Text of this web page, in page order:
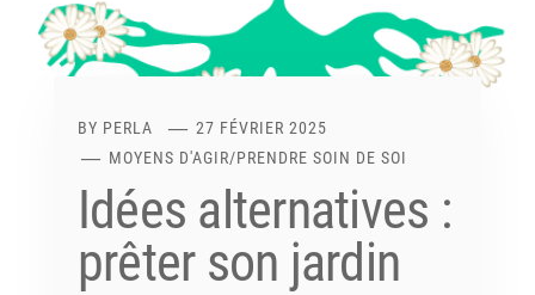
BY PERLA
27 FÉVRIER 2025
MOYENS D'AGIR/PRENDRE SOIN DE SOI
Idées alternatives :
prêter son jardin